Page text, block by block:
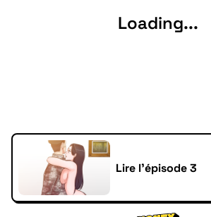
Loading...
Lire l'épisode 3